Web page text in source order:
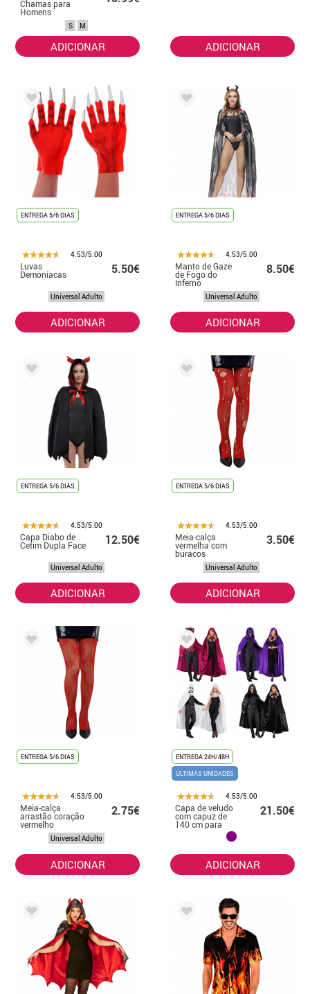
Chamas para
Homens
S M
ADICIONAR ADICIONAR
ENTREGA 5/6 DIAS
4.53/5.00
Luvas
Demoníacas 5.50€
Universal Adulto
ADICIONAR
ENTREGA 5/6 DIAS
4.53/5.00
Manto de Gaze
de Fogo do
Inferno
8.50€
Universal Adulto
ADICIONAR
ENTREGA 5/6 DIAS
4.53/5.00
Capa Diabo de
Cetim Dupla Face 12.50€
Universal Adulto
ADICIONAR
ENTREGA 5/6 DIAS
4.53/5.00
Meia-calça
vermelha com
buracos
3.50€
Universal Adulto
ADICIONAR
ENTREGA 5/6 DIAS
4.53/5.00
Meia-calça
arrastão coração
vermelho
2.75€
Universal Adulto
ADICIONAR
ENTREGA 24H/48H
ÚLTIMAS UNIDADES
4.53/5.00
Capa de veludo
com capuz de
140 cm para
adultos em
21.50€
ADICIONAR